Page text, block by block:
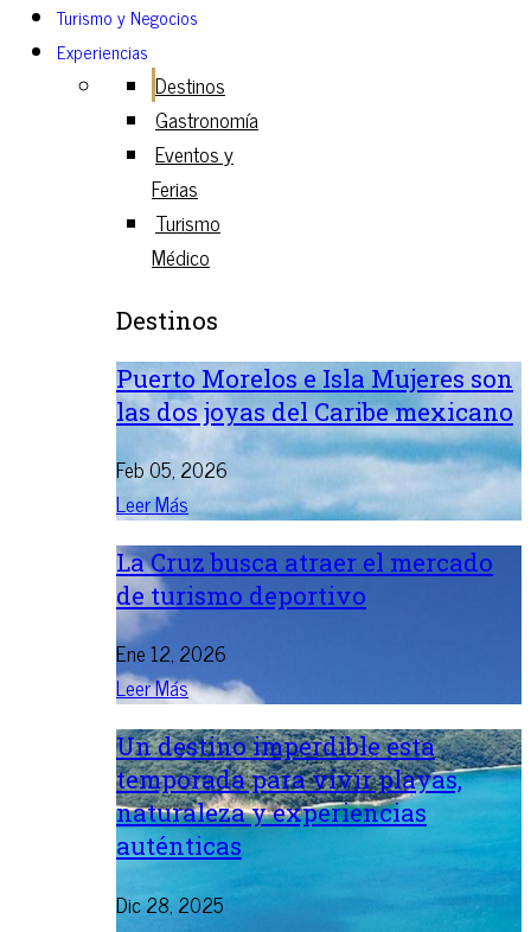
Turismo y Negocios
Experiencias
Destinos
Gastronomía
Eventos y
Ferias
Turismo
Médico
Destinos
Puerto Morelos e Isla Mujeres son
las dos joyas del Caribe mexicano
Feb 05, 2026
Leer Más
La Cruz busca atraer el mercado
de turismo deportivo
Ene 12, 2026
Leer Más
Un destino imperdible esta
temporada para vivir playas,
naturaleza y experiencias
auténticas
Dic 28, 2025